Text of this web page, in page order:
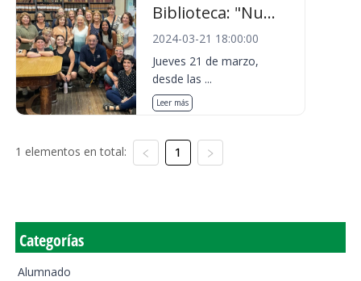
Biblioteca: "Nu...
2024-03-21 18:00:00
Jueves 21 de marzo,
desde las ...
Leer más
1 elementos en total: 1
Categorías
Alumnado